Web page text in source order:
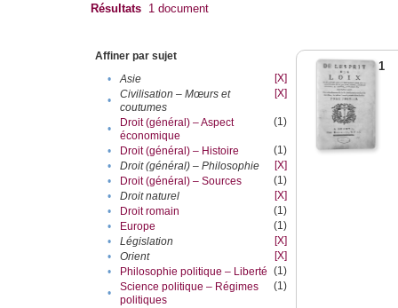
Résultats 1 document
Affiner par sujet
•
Asie
[X]
•
Civilisation – Mœurs et
coutumes
[X]
•
Droit (général) – Aspect
économique
(1)
• Droit (général) – Histoire
(1)
•
Droit (général) – Philosophie
[X]
•
Droit (général) – Sources
(1)
•
Droit naturel
[X]
•
Droit romain
(1)
•
Europe
(1)
•
Législation
[X]
•
Orient
[X]
•
Philosophie politique – Liberté (1)
•
Science politique – Régimes
politiques
(1)
1